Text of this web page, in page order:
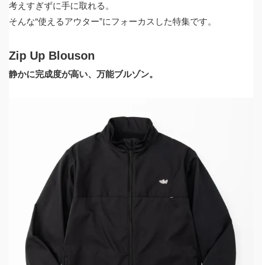
考えすぎずに手に取れる。
そんな“使えるアウター”にフォーカスした特集です。
Zip Up Blouson
静かに完成度が高い、万能ブルゾン。